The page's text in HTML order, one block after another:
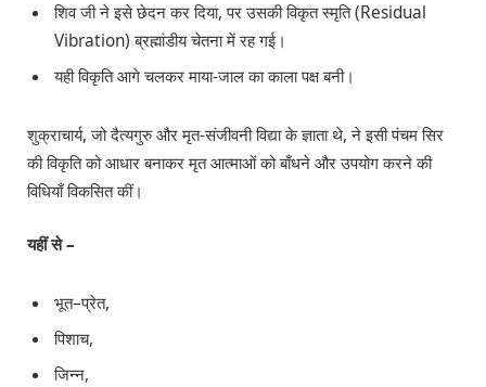
शिव जी ने इसे छेदन कर दिया, पर उसकी विकृत स्मृति (Residual
Vibration) ब्रह्मांडीय चेतना में रह गई।
यही विकृति आगे चलकर माया-जाल का काला पक्ष बनी।
शुक्राचार्य, जो दैत्यगुरु और मृत-संजीवनी विद्या के ज्ञाता थे, ने इसी पंचम सिर
की विकृति को आधार बनाकर मृत आत्माओं को बाँधने और उपयोग करने की
विधियाँ विकसित कीं।
यहीं से –
भूत–प्रेत,
पिशाच,
जिन्न,